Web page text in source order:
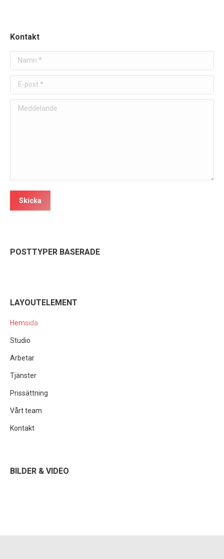
Kontakt
Namn *
E-post *
Meddelande
Skicka
POSTTYPER BASERADE
LAYOUTELEMENT
Hemsida
Studio
Arbetar
Tjänster
Prissättning
Vårt team
Kontakt
BILDER & VIDEO